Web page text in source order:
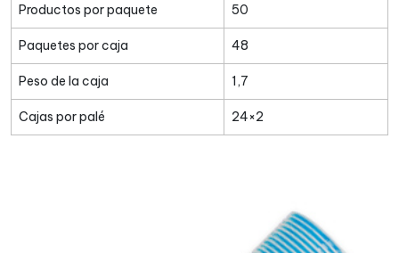
Productos por paquete 50
Paquetes por caja 48
Peso de la caja 1,7
Cajas por palé 24×2